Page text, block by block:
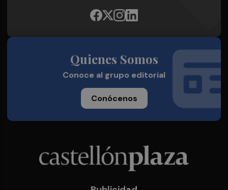
Quienes Somos
Conoce al grupo editorial
Conócenos